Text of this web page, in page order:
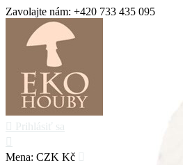
Zavolajte nám: +420 733 435 095
Prihlásiť sa
Mena: CZK Kč